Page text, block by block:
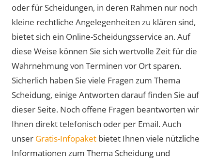
oder für Scheidungen, in deren Rahmen nur noch
kleine rechtliche Angelegenheiten zu klären sind,
bietet sich ein Online-Scheidungsservice an. Auf
diese Weise können Sie sich wertvolle Zeit für die
Wahrnehmung von Terminen vor Ort sparen.
Sicherlich haben Sie viele Fragen zum Thema
Scheidung, einige Antworten darauf finden Sie auf
dieser Seite. Noch offene Fragen beantworten wir
Ihnen direkt telefonisch oder per Email. Auch
unser Gratis-Infopaket bietet Ihnen viele nützliche
Informationen zum Thema Scheidung und